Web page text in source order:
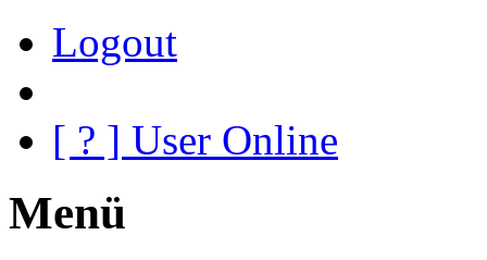
Logout
[ ? ] User Online
Menü